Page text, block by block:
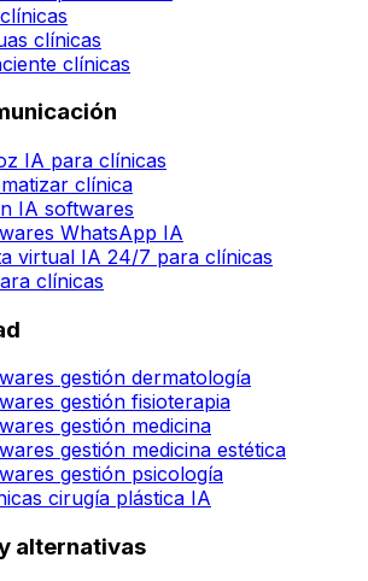
clínicas
clínicas
IA para clínicas
clínica
IA softwares
WhatsApp IA
virtual IA 24/7 para clínicas
clínicas
gestión dermatología
gestión fisioterapia
gestión medicina
gestión medicina estética
gestión psicología
cirugía plástica IA
alternativas